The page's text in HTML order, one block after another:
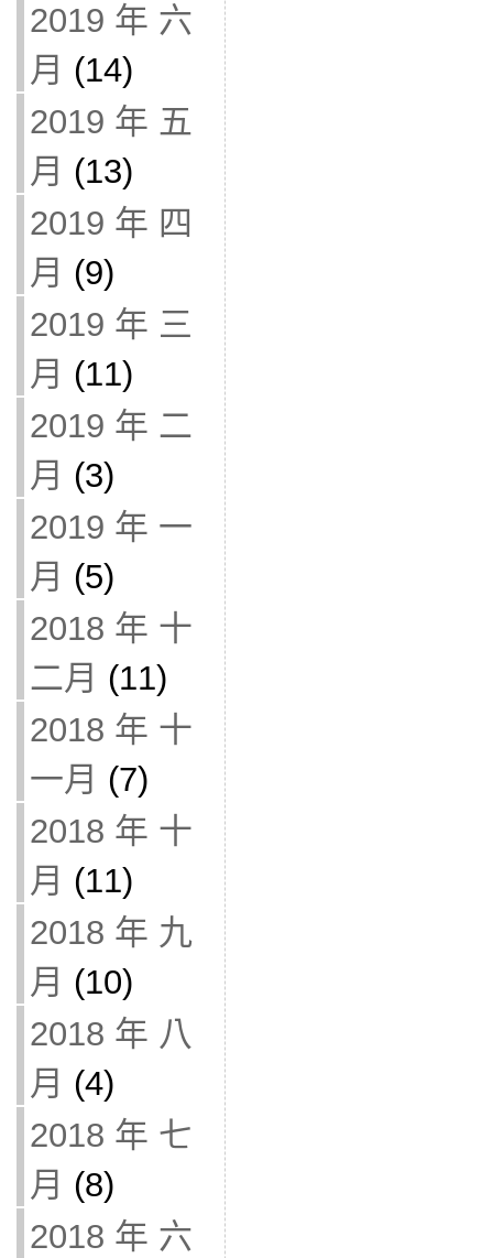
2019 年 六
月 (14)
2019 年 五
月 (13)
2019 年 四
月 (9)
2019 年 三
月 (11)
2019 年 二
月 (3)
2019 年 一
月 (5)
2018 年 十
二月 (11)
2018 年 十
一月 (7)
2018 年 十
月 (11)
2018 年 九
月 (10)
2018 年 八
月 (4)
2018 年 七
月 (8)
2018 年 六